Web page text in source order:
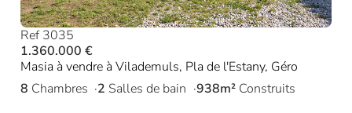
Ref 3035
1.360.000 €
Masia à vendre à Vilademuls, Pla de l'Estany, Géro
8 Chambres 2 Salles de bain 938m² Construits